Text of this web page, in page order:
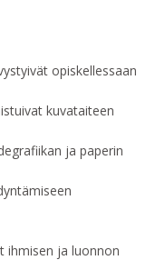
opiskellessaan
kuvataiteen
ja paperin
ihmisen ja luonnon